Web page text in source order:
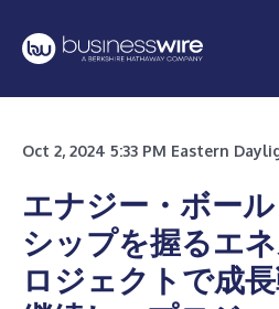
Oct 2, 2024 5:33 PM Eastern
エナジー・ボー
シップを握るエ
ロジェクトで成